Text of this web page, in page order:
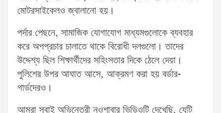
মোটরসাইকেলও জ্বালানো হয়।
পর্দার পেছনে, সামাজিক যোগাযোগ মাধ্যমগুলোকে ব্যবহার
করে অপপ্রচার চালাতে থাকে বিরোধী দলগুলো। তাদের
উদ্দেশ্য ছিল শিক্ষার্থীদের সহিংসতার দিকে ঠেলে দেয়া।
পুলিশের উপর আঘাত আসে, আক্রমণ করা হয় বর্ডার-
গার্ডদেরও।
আমরা সবাই অভিনেত্রী নওশাবার ভিডিওটি দেখেছি, যেটি